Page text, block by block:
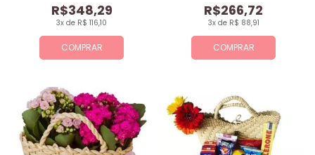
COMPRAR
3x de R$ 116,10
R$348,29
COMPRAR
3x de R$ 88,91
R$266,72